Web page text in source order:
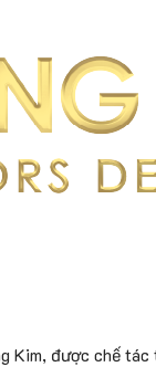
Kim, được chế